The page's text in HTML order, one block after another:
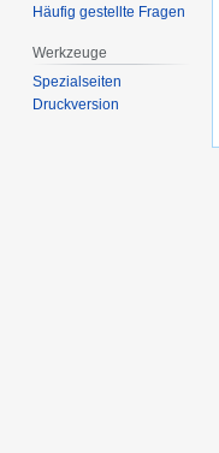
Häufig gestellte Fragen
Werkzeuge
Spezialseiten
Druckversion